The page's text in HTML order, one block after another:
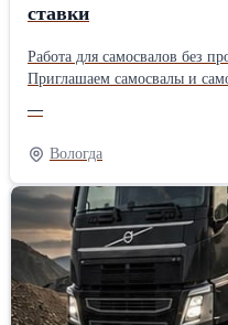
ставки
Работа для самосвалов без
Приглашаем самосвалы и
постоянные. Оплата
Работа 24/7, большие объемы
по расписанию.
—
Вологда